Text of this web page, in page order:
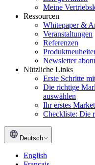
Meine
Ressourcen
Whitepaper &
Veranstaltungen
Referenzen
Newsletter
Nützliche Links
Erste Schritte
Die richtige
auswählen
Ihr erstes
Checkliste: Die
Deutsch
English